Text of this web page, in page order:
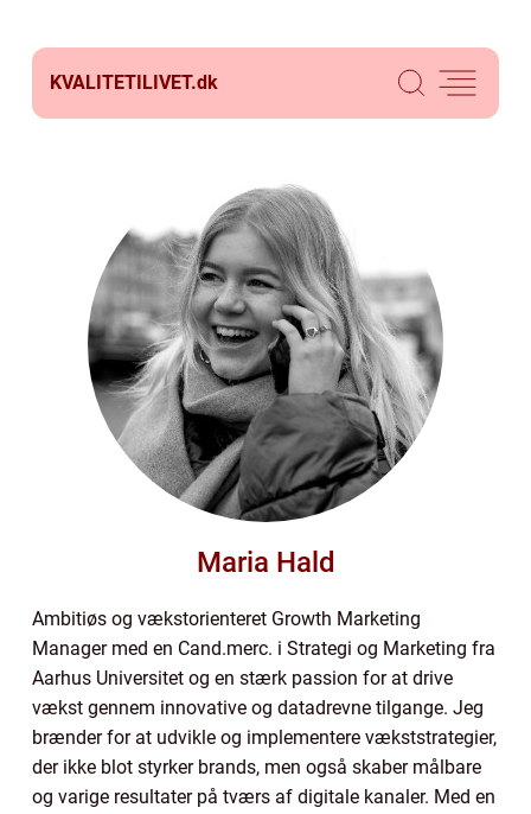
KVALITETILIVET.dk
Maria Hald
Ambitiøs og vækstorienteret Growth Marketing
Manager med en Cand.merc. i Strategi og Marketing fra
Aarhus Universitet og en stærk passion for at drive
vækst gennem innovative og datadrevne tilgange. Jeg
brænder for at udvikle og implementere vækststrategier,
der ikke blot styrker brands, men også skaber målbare
og varige resultater på tværs af digitale kanaler. Med en